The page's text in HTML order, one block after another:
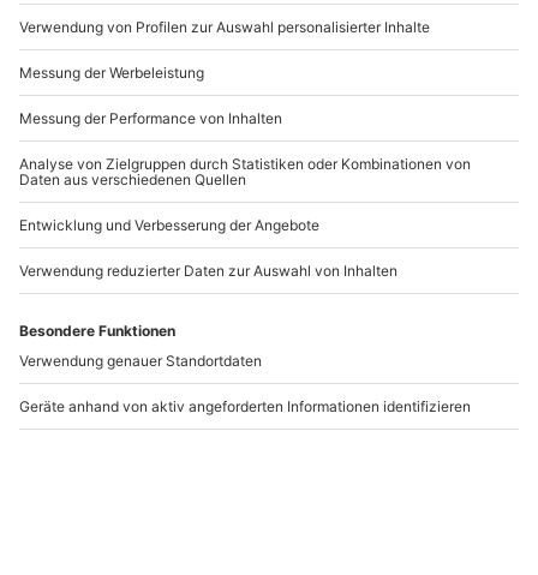
Artikelnummer: 58221
Andere Produkte entdecken
Aktivurlaub mit
Mountainbike Tour
Viechtach (1 Nacht)
Werder